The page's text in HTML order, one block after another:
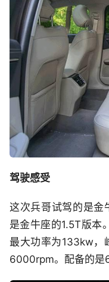
驾驶感受
这次兵哥试驾的是金
是金牛座的1.5T版本
最大功率为133kw，
6000rpm。配备的是